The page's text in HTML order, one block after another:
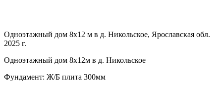
Одноэтажный дом 8х12 м в д. Никольское, Ярославская обл.
2025 г.
Одноэтажный дом 8х12м в д. Никольское
Фундамент: Ж/Б плита 300мм